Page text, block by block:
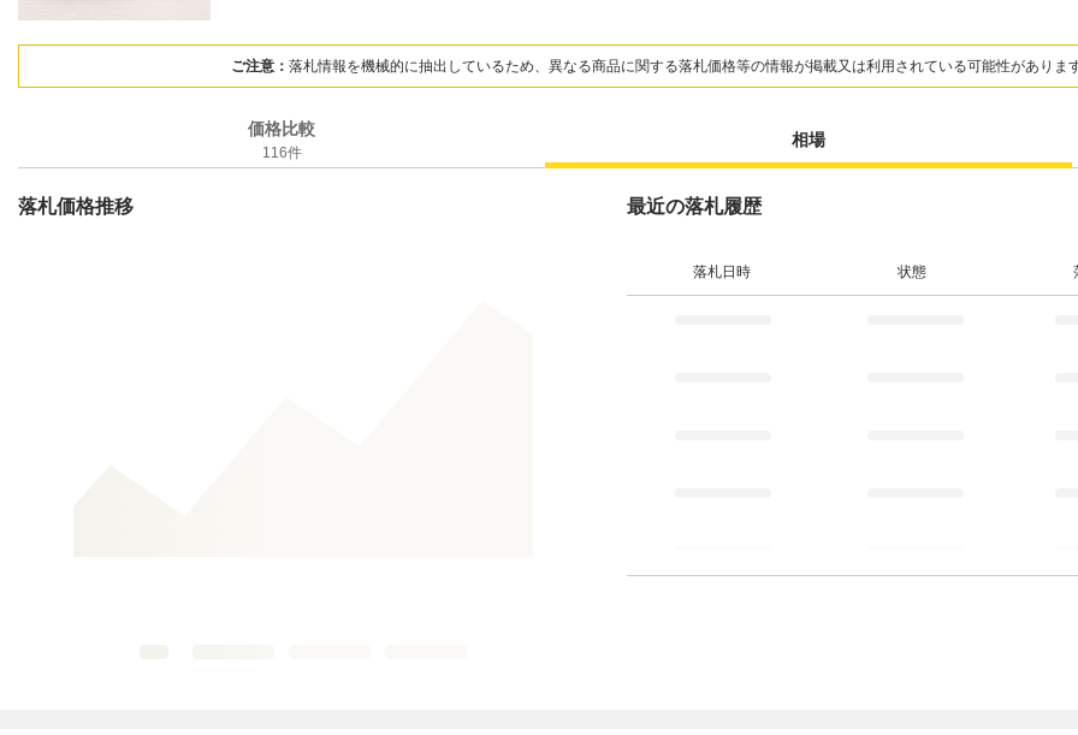
ご注意： 落札情報を機械的に抽出しているため、異なる商品に関する落札価格等の情報が掲載又は利用されている可能性がありま
価格比較
116件
相場
落札価格推移 最近の落札履歴
落札日時 状態